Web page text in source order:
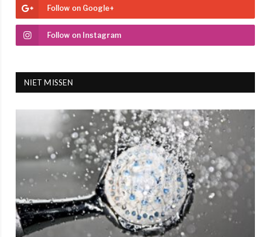
Follow on Google+
Follow on Instagram
NIET MISSEN